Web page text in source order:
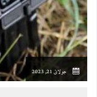
جولائ 21, 2023